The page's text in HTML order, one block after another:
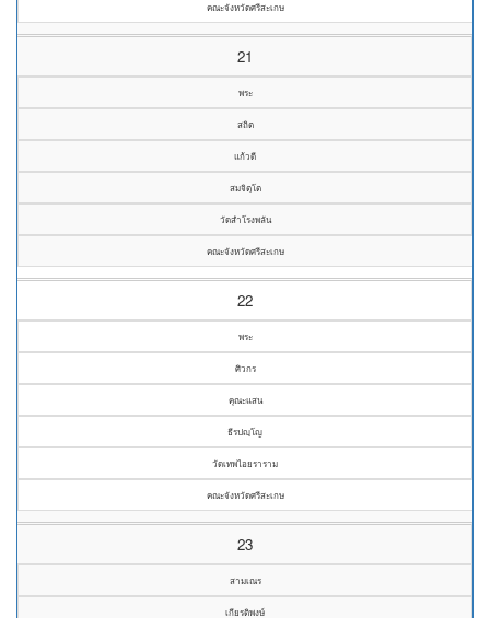
คณะจังหวัดศรีสะเกษ
21
พระ
สถิต
แก้วดี
สมจิตฺโต
วัดสำโรงพลัน
คณะจังหวัดศรีสะเกษ
22
พระ
ศิวกร
คุณะแสน
ธีรปญฺโญ
วัดเทพไอยราราม
คณะจังหวัดศรีสะเกษ
23
สามเณร
เกียรติพงษ์